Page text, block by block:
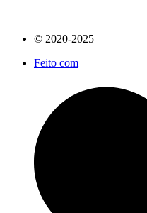
© 2020-2025
Feito com